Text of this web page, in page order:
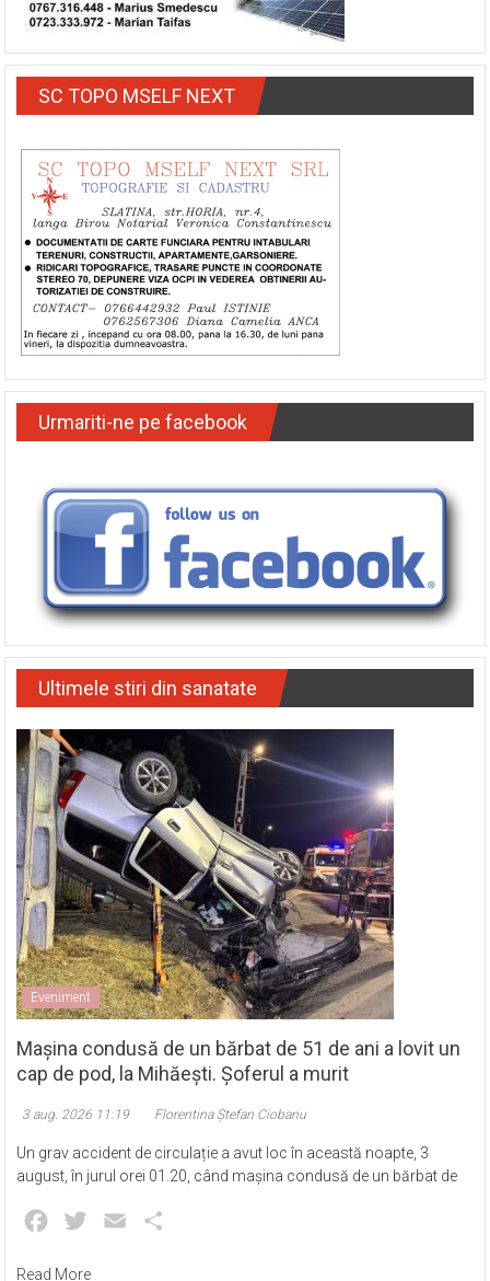
SC TOPO MSELF NEXT
Urmariti-ne pe facebook
Ultimele stiri din sanatate
Eveniment
Mașina condusă de un bărbat de 51 de ani a lovit un
cap de pod, la Mihăești. Șoferul a murit
3 aug. 2026 11:19 Florentina Ștefan Ciobanu
Un grav accident de circulație a avut loc în această noapte, 3
august, în jurul orei 01.20, când mașina condusă de un bărbat de
Facebook
Twitter Email
Read More